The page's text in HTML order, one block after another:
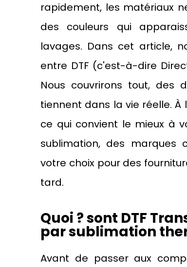
rapidement, les matériaux
des couleurs qui
lavages. Dans cet article,
entre DTF (c'est-à-dire
Nous couvrirons tout, des
tiennent dans la vie réelle. À
ce qui convient le mieux à
sublimation, des marques
votre choix pour des
tard.
Quoi ?sont DTF
par sublimation
Avant de passer aux